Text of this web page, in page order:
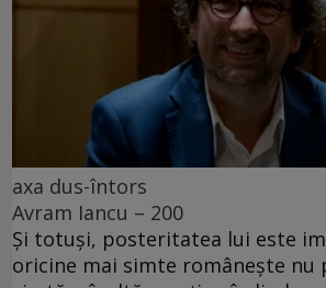
axa dus-întors
Avram Iancu – 200
Și totuși, posteritatea lui este
oricine mai simte românește nu